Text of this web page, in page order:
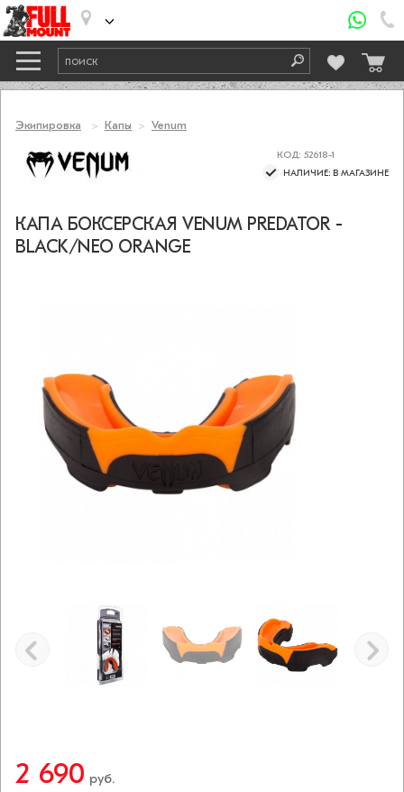
Экипировка Капы Venum
КОД: 52618-1
НАЛИЧИЕ: В МАГАЗИНЕ
КАПА БОКСЕРСКАЯ VENUM PREDATOR -
BLACK/NEO ORANGE
2 690 руб.